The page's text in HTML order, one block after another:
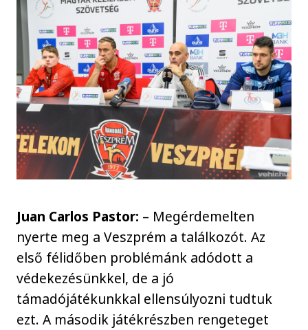
Juan Carlos Pastor: – Megérdemelten
nyerte meg a Veszprém a találkozót. Az
első félidőben problémánk adódott a
védekezésünkkel, de a jó
támadójátékunkkal ellensúlyozni tudtuk
ezt. A második játékrészben rengeteget